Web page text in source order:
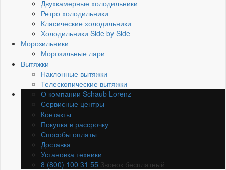
Двухкамерные холодильники
Ретро холодильники
Класические холодильники
Холодильники Side by Side
Морозильники
Морозильные лари
Вытяжки
Наклонные вытяжки
Телескопические вытяжки
О компании Schaub Lorenz
Сервисные центры
Контакты
Покупка в рассрочку
Способы оплаты
Доставка
Установка техники
8 (800) 100 31 55 Звонок бесплатный